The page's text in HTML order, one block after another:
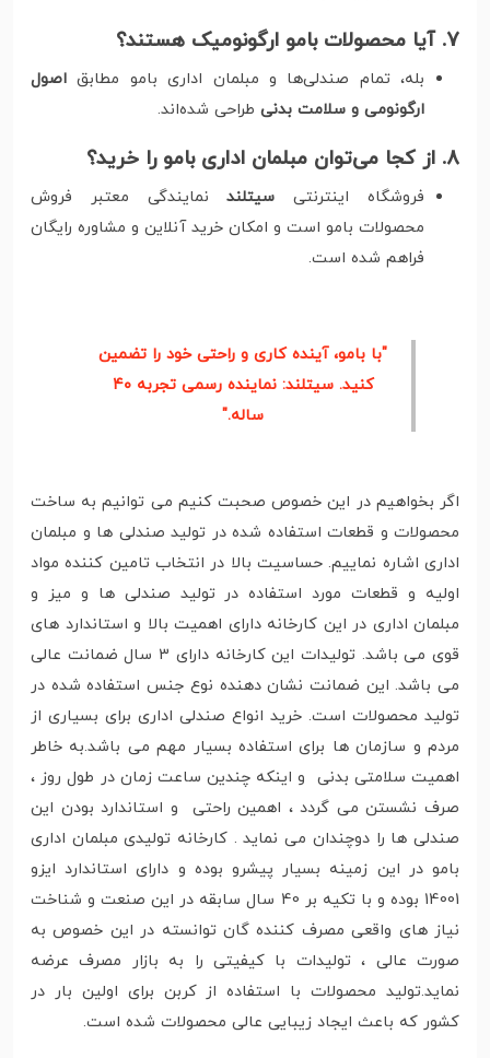
7. آیا محصولات بامو ارگونومیک هستند؟
بله، تمام صندلی‌ها و مبلمان اداری بامو مطابق اصول
ارگونومی و سلامت بدنی طراحی شده‌اند.
8. از کجا می‌توان مبلمان اداری بامو را خرید؟
فروشگاه اینترنتی سیتلندنمایندگی معتبر فروش
محصولات بامو است و امکان خرید آنلاین و مشاوره رایگان
فراهم شده است.
"با بامو، آینده کاری و راحتی خود را تضمین
کنید. سیتلند: نماینده رسمی تجربه ۴۰
ساله."
اگر بخواهیم در این خصوص صحبت کنیم می توانیم به ساخت
محصولات و قطعات استفاده شده در تولید صندلی ها و مبلمان
اداری اشاره نماییم. حساسیت بالا در انتخاب تامین کننده مواد
اولیه و قطعات مورد استفاده در تولید صندلی ها و میز و
مبلمان اداری در این کارخانه دارای اهمیت بالا و استاندارد های
قوی می باشد. تولیدات این کارخانه دارای 3 سال ضمانت عالی
می باشد. این ضمانت نشان دهنده نوع جنس استفاده شده در
تولید محصولات است. خرید انواع صندلی اداری برای بسیاری از
مردم و سازمان ها برای استفاده بسیار مهم می باشد.به خاطر
اهمیت سلامتی بدنی و اینکه چندین ساعت زمان در طول روز ،
صرف نشستن می گردد ، اهمین راحتی و استاندارد بودن این
صندلی ها را دوچندان می نماید . کارخانه تولیدی مبلمان اداری
بامو در این زمینه بسیار پیشرو بوده و دارای استاندارد ایزو
14001 بوده و با تکیه بر 40 سال سابقه در این صنعت و شناخت
نیاز های واقعی مصرف کننده گان توانسته در این خصوص به
صورت عالی ، تولیدات با کیفیتی را به بازار مصرف عرضه
نماید.تولید محصولات با استفاده از کربن برای اولین بار در
کشور که باعث ایجاد زیبایی عالی محصولات شده است.